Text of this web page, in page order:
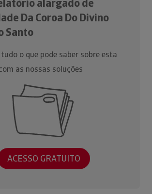
alargado de
Da Coroa Do Divino
Santo
o que pode saber sobre esta
as nossas soluções
ACESSO GRATUITO